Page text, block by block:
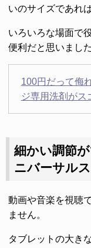
いのサイズであれ
いろいろな場面で
便利だと思いました
100円だって侮
ジ専用洗剤がス
細かい調節
ニバーサルス
動画や音楽を視聴
ません。
タブレットの大き